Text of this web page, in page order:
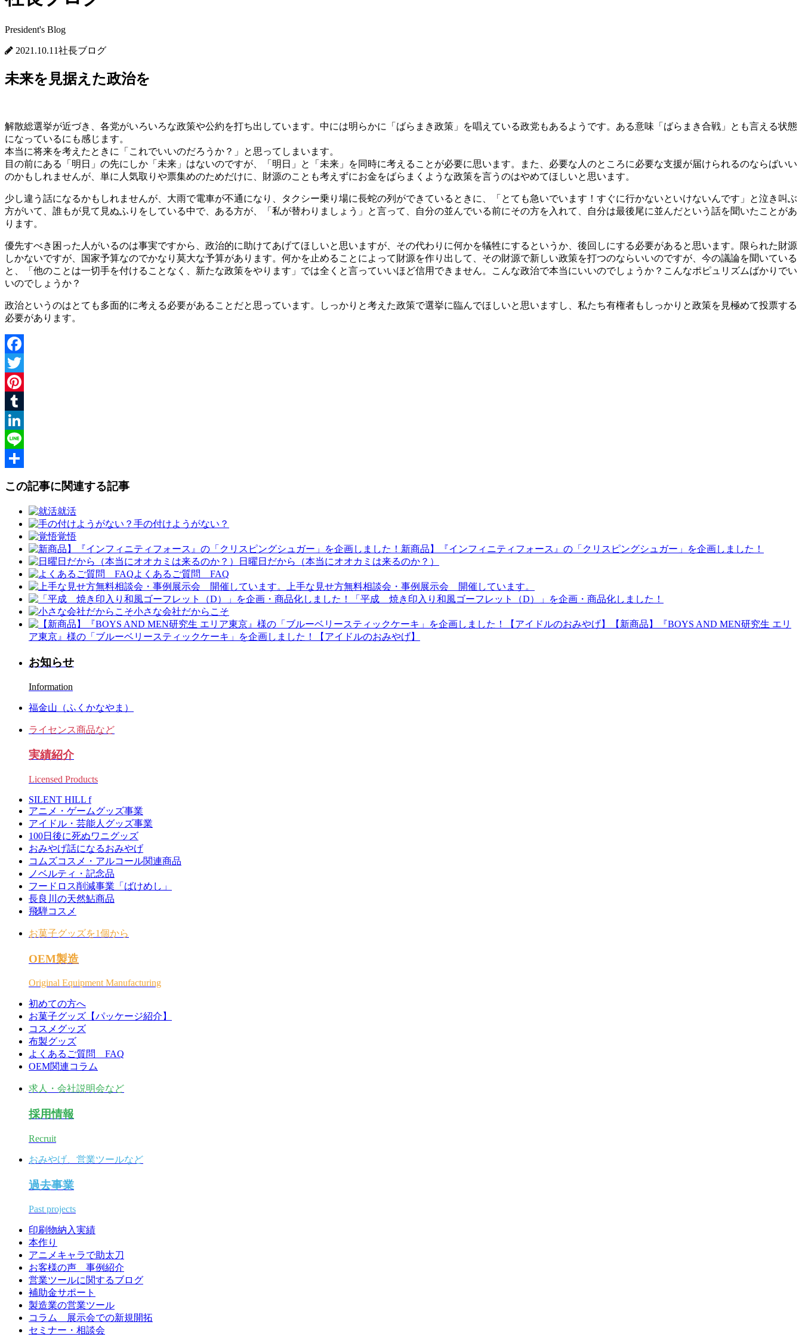
President's Blog
2021.10.11社長ブログ
未来を見据えた政治を
解散総選挙が近づき、各党がいろいろな政策や公約を打ち出しています。中には明らかに「ばらまき政策」を唱えている政党もあるようです。ある意味「ばらまき合戦」とも言える状態
になっているにも感じます。
本当に将来を考えたときに「これでいいのだろうか？」と思ってしまいます。
目の前にある「明日」の先にしか「未来」はないのですが、「明日」と「未来」を同時に考えることが必要に思います。また、必要な人のところに必要な支援が届けられるのならばいい
のかもしれませんが、単に人気取りや票集めのためだけに、財源のことも考えずにお金をばらまくような政策を言うのはやめてほしいと思います。
少し違う話になるかもしれませんが、大雨で電車が不通になり、タクシー乗り場に長蛇の列ができているときに、「とても急いでいます！すぐに行かないといけないんです」と泣き叫ぶ
方がいて、誰もが見て見ぬふりをしている中で、ある方が、「私が替わりましょう」と言って、自分の並んでいる前にその方を入れて、自分は最後尾に並んだという話を聞いたことがあ
ります。
優先すべき困った人がいるのは事実ですから、政治的に助けてあげてほしいと思いますが、その代わりに何かを犠牲にするというか、後回しにする必要があると思います。限られた財源
しかないですが、国家予算なのでかなり莫大な予算があります。何かを止めることによって財源を作り出して、その財源で新しい政策を打つのならいいのですが、今の議論を聞いている
と、「他のことは一切手を付けることなく、新たな政策をやります」では全くと言っていいほど信用できません。こんな政治で本当にいいのでしょうか？こんなポピュリズムばかりでい
いのでしょうか？
政治というのはとても多面的に考える必要があることだと思っています。しっかりと考えた政策で選挙に臨んでほしいと思いますし、私たち有権者もしっかりと政策を見極めて投票する
必要があります。
Facebook
Twitter
Pinterest
Tumblr
LinkedIn
Line
この記事に関連する記事
就活
手の付けようがない？
覚悟
新商品】『インフィニティフォース』の「クリスピングシュガー」を企画しました！
日曜日だから（本当にオオカミは来るのか？）
よくあるご質問 FAQ
上手な見せ方無料相談会・事例展示会 開催しています。
「平成 焼き印入り和風ゴーフレット（D）」を企画・商品化しました！
小さな会社だからこそ
【新商品】『BOYS AND MEN研究生 エリ
ア東京』様の「ブルーベリースティックケーキ」を企画しました！【アイドルのおみやげ】
お知らせ
Information
福金山（ふくかなやま）
ライセンス商品など
実績紹介
Licensed Products
SILENT HILL f
アニメ・ゲームグッズ事業
アイドル・芸能人グッズ事業
100日後に死ぬワニグッズ
おみやげ話になるおみやげ
コムズコスメ・アルコール関連商品
ノベルティ・記念品
フードロス削減事業「ばけめし」
長良川の天然鮎商品
飛騨コスメ
お菓子グッズを1個から
OEM製造
Original Equipment Manufacturing
初めての方へ
お菓子グッズ【パッケージ紹介】
コスメグッズ
布製グッズ
よくあるご質問 FAQ
OEM関連コラム
求人・会社説明会など
採用情報
Recruit
おみやげ、営業ツールなど
過去事業
Past projects
印刷物納入実績
本作り
アニメキャラで助太刀
お客様の声 事例紹介
営業ツールに関するブログ
補助金サポート
製造業の営業ツール
コラム 展示会での新規開拓
セミナー・相談会